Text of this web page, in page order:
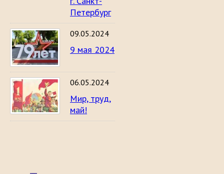
Петербург
09.05.2024
9 мая 2024
06.05.2024
Мир, труд,
май!